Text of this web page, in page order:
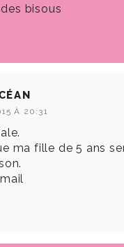
bisous
À 20:31
ma fille de 5 ans